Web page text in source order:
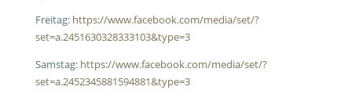
Freitag: https://www.facebook.com/media/set/?
set=a.2451630328333103&type=3
Samstag: https://www.facebook.com/media/set/?
set=a.2452345881594881&type=3